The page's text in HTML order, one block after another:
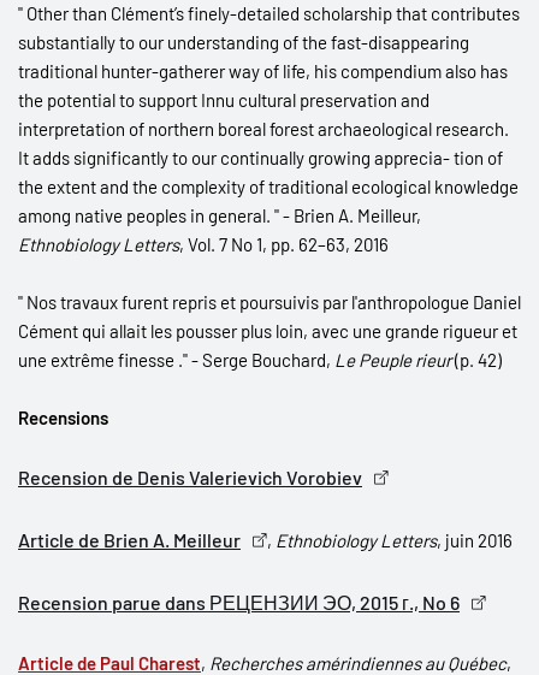
" Other than Clément’s finely-detailed scholarship that contributes
substantially to our understanding of the fast-disappearing
traditional hunter-gatherer way of life, his compendium also has
the potential to support Innu cultural preservation and
interpretation of northern boreal forest archaeological research.
It adds significantly to our continually growing apprecia- tion of
the extent and the complexity of traditional ecological knowledge
among native peoples in general. " - Brien A. Meilleur,
Ethnobiology Letters, Vol. 7 No 1, pp. 62–63, 2016
" Nos travaux furent repris et poursuivis par l'anthropologue Daniel
Cément qui allait les pousser plus loin, avec une grande rigueur et
une extrême finesse ." - Serge Bouchard, Le Peuple rieur(p. 42)
Recensions
Recension de Denis Valerievich Vorobiev
Article de Brien A. Meilleur , Ethnobiology Letters, juin 2016
Recension parue dans РЕЦЕНЗИИ ЭО, 2015 г., No 6
Article de Paul Charest, Recherches amérindiennes au Québec,